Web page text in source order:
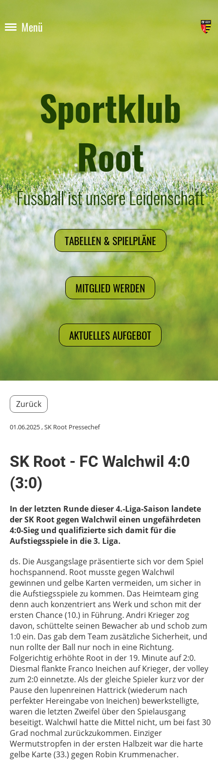
Menü
Sportklub
Root
Fussball ist unsere Leidenschaft
TABELLEN & SPIELPLÄNE
MITGLIED WERDEN
AKTUELLES AUFGEBOT
Zurück
01.06.2025, SK Root Pressechef
SK Root - FC Walchwil 4:0
(3:0)
In der letzten Runde dieser 4.-Liga-Saison landete
der SK Root gegen Walchwil einen ungefährdeten
4:0-Sieg und qualifizierte sich damit für die
Aufstiegsspiele in die 3. Liga.
ds. Die Ausgangslage präsentierte sich vor dem Spiel
hochspannend. Root musste gegen Walchwil
gewinnen und gelbe Karten vermeiden, um sicher in
die Aufstiegsspiele zu kommen. Das Heimteam ging
denn auch konzentriert ans Werk und schon mit der
ersten Chance (10.) in Führung. Andri Krieger zog
davon, schüttelte seinen Bewacher ab und schob zum
1:0 ein. Das gab dem Team zusätzliche Sicherheit, und
nun rollte der Ball nur noch in eine Richtung.
Folgerichtig erhöhte Root in der 19. Minute auf 2:0.
Diesmal flankte Franco Ineichen auf Krieger, der volley
zum 2:0 einnetzte. Als der gleiche Spieler kurz vor der
Pause den lupenreinen Hattrick (wiederum nach
perfekter Hereingabe von Ineichen) bewerkstelligte,
waren die letzten Zweifel über den Spielausgang
beseitigt. Walchwil hatte die Mittel nicht, um bei fast 30
Grad nochmal zurückzukommen. Einziger
Wermutstropfen in der ersten Halbzeit war die harte
gelbe Karte (33.) gegen Robin Krummenacher.